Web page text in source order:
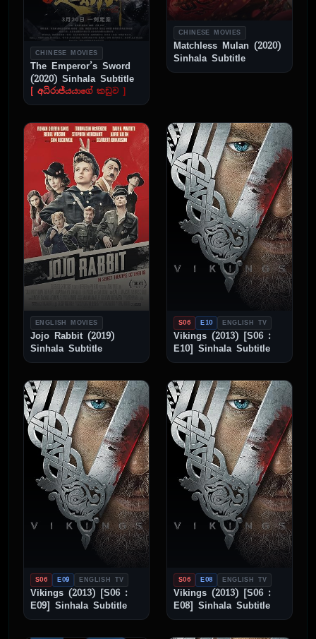
CHINESE MOVIES
The Emperor’s Sword
(2020) Sinhala Subtitle
[ අධිරාජ්යයාගේ කඩුව ]
CHINESE MOVIES
Matchless Mulan (2020)
Sinhala Subtitle
ENGLISH MOVIES
Jojo Rabbit (2019)
Sinhala Subtitle
S06 E10 ENGLISH TV
Vikings (2013) [S06 :
E10] Sinhala Subtitle
S06 E09 ENGLISH TV
Vikings (2013) [S06 :
E09] Sinhala Subtitle
S06 E08 ENGLISH TV
Vikings (2013) [S06 :
E08] Sinhala Subtitle